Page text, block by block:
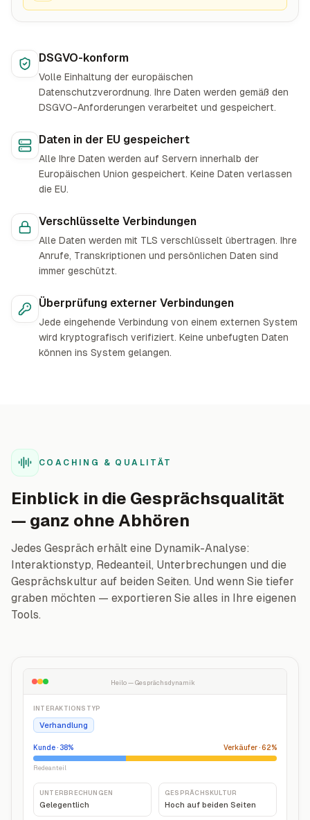
DSGVO-konform
Volle Einhaltung der europäischen
Datenschutzverordnung. Ihre Daten werden gemäß den
DSGVO-Anforderungen verarbeitet und gespeichert.
Daten in der EU gespeichert
Alle Ihre Daten werden auf Servern innerhalb der
Europäischen Union gespeichert. Keine Daten verlassen
die EU.
Verschlüsselte Verbindungen
Alle Daten werden mit TLS verschlüsselt übertragen. Ihre
Anrufe, Transkriptionen und persönlichen Daten sind
immer geschützt.
Überprüfung externer Verbindungen
Jede eingehende Verbindung von einem externen System
wird kryptografisch verifiziert. Keine unbefugten Daten
können ins System gelangen.
COACHING & QUALITÄT
Einblick in die Gesprächsqualität
— ganz ohne Abhören
Jedes Gespräch erhält eine Dynamik-Analyse:
Interaktionstyp, Redeanteil, Unterbrechungen und die
Gesprächskultur auf beiden Seiten. Und wenn Sie tiefer
graben möchten — exportieren Sie alles in Ihre eigenen
Tools.
Heilo — Gesprächsdynamik
INTERAKTIONSTYP
Verhandlung
Kunde· 38% Verkäufer· 62%
Redeanteil
UNTERBRECHUNGEN
Gelegentlich
GESPRÄCHSKULTUR
Hoch auf beiden Seiten